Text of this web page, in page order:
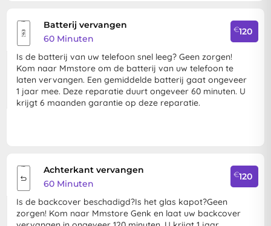
Batterij vervangen
60 Minuten
€120
Is de batterij van uw telefoon snel leeg? Geen zorgen!
Kom naar Mmstore om de batterij van uw telefoon te
laten vervangen. Een gemiddelde batterij gaat ongeveer
1 jaar mee. Deze reparatie duurt ongeveer 60 minuten. U
krijgt 6 maanden garantie op deze reparatie.
Achterkant vervangen
60 Minuten
€120
Is de backcover beschadigd?Is het glas kapot?Geen
zorgen! Kom naar Mmstore Genk en laat uw backcover